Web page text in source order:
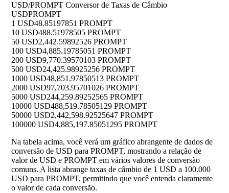
USD/PROMPT Conversor de Taxas de Câmbio
USDPROMPT
1 USD48.85197851 PROMPT
10 USD488.51978505 PROMPT
50 USD2,442.59892526 PROMPT
100 USD4,885.19785051 PROMPT
200 USD9,770.39570103 PROMPT
500 USD24,425.98925256 PROMPT
1000 USD48,851.97850513 PROMPT
2000 USD97,703.95701026 PROMPT
5000 USD244,259.89252565 PROMPT
10000 USD488,519.78505129 PROMPT
50000 USD2,442,598.92525647 PROMPT
100000 USD4,885,197.85051295 PROMPT
Na tabela acima, você verá um gráfico abrangente de dados de
conversão de USD para PROMPT, mostrando a relação de
valor de USD e PROMPT em vários valores de conversão
comuns. A lista abrange taxas de câmbio de 1 USD a 100.000
USD para PROMPT, permitindo que você entenda claramente
o valor de cada conversão.